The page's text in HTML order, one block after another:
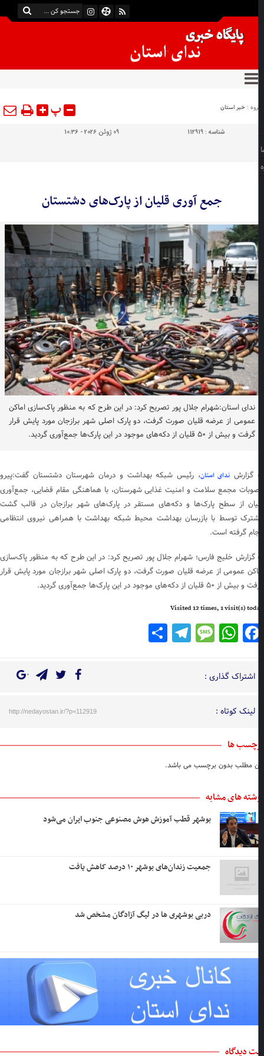
:خبر استان پ
شناسه :112919 09 ژوئن 2026 - 10:36
جمع آوری قلیان از پارک‌های دشتستان
ندای استان:شهرام جلال پور تصریح کرد: در این طرح که به منظور پاک‌سازی اماکن
عمومی از عرضه قلیان صورت گرفت، دو پارک اصلی شهر برازجان مورد پایش قرار
گرفت و بیش از ۵۰ قلیان از دکه‌های موجود در این پارک‌ها جمع‌آوری گردید.
گزارشندای استان، رئیس شبکه بهداشت و درمان شهرستان دشتستان گفت:پیرو
مجمع سلامت و امنیت غذایی شهرستان، با هماهنگی مقام قضایی، جمع‌آوری
از سطح پارک‌ها و دکه‌های مستقر در پارک‌های شهر برازجان در قالب گشت
توسط با بازرسان بهداشت محیط شبکه بهداشت با همراهی نیروی انتظامی
گرفته است.
گزارش خلیج فارس؛ شهرام جلال پور تصریح کرد: در این طرح که به منظور پاک‌سازی
عمومی از عرضه قلیان صورت گرفت، دو پارک اصلی شهر برازجان مورد پایش قرار
۵۰ قلیان از دکه‌های موجود در این پارک‌ها جمع‌آوری گردید.
Visited 12 times, 1 visit(s)
Facebook
WhatsApp
Message
Telegram
Share
اشتراک گذاری :
لینک کوتاه : http://nedayostan.ir/?p=112919
ها
مطلب بدون برچسب می باشد.
های مشابه
بوشهر قطب آموزش هوش مصنوعی جنوب ایران می‌شود
جمعیت زندان‌های بوشهر ۱۰ درصد کاهش یافت
دربی بوشهری ها در لیگ آزادگان مشخص شد
دیدگاه